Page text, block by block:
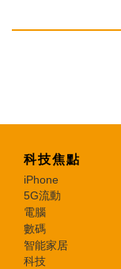
科技焦點
iPhone
5G流動
電腦
數碼
智能家居
科技